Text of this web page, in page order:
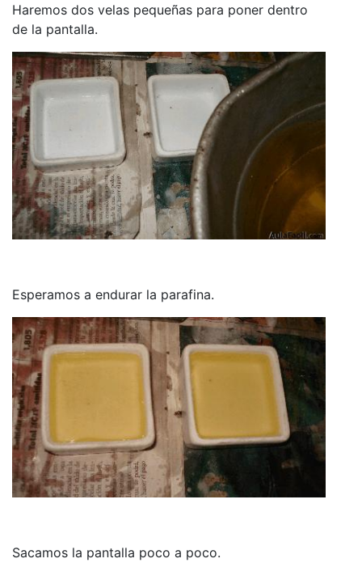
Haremos dos velas pequeñas para poner dentro
de la pantalla.
Esperamos a endurar la parafina.
Sacamos la pantalla poco a poco.